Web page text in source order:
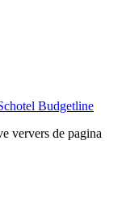
Budgetline
ververs de pagina